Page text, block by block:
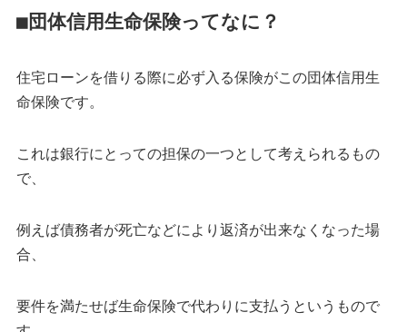
■団体信用生命保険ってなに？
住宅ローンを借りる際に必ず入る保険がこの団体信用生
命保険です。
これは銀行にとっての担保の一つとして考えられるもの
で、
例えば債務者が死亡などにより返済が出来なくなった場
合、
要件を満たせば生命保険で代わりに支払うというもので